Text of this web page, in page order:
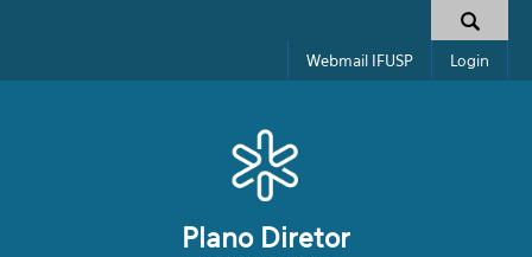
Formulário de busca
Webmail IFUSP Login
Plano Diretor